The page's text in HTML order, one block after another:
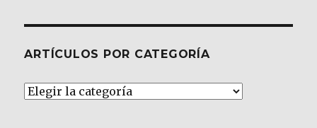
ARTÍCULOS POR CATEGORÍA
Artículos